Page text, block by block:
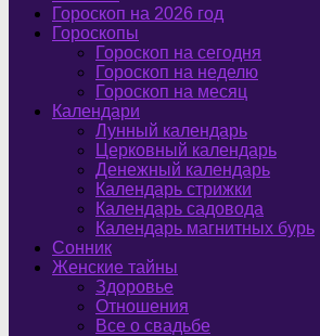
Гороскоп на 2026 год
Гороскопы
Гороскоп на сегодня
Гороскоп на неделю
Гороскоп на месяц
Календари
Лунный календарь
Церковный календарь
Денежный календарь
Календарь стрижки
Календарь садовода
Календарь магнитных бурь
Сонник
Женские тайны
Здоровье
Отношения
Все о свадьбе